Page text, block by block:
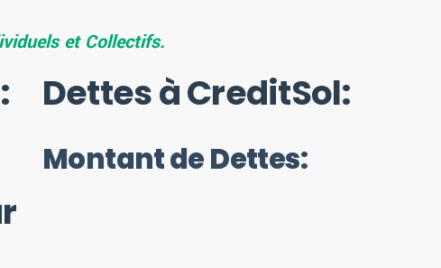
et Collectifs.
Dettes à CreditSol:
Montant de Dettes: